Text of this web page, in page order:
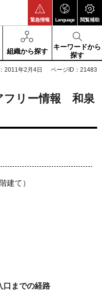
緊急情報 Language 閲覧補助
組織から探す
キーワードから
探す
2011年2月4日 ページID：21483
フリー情報 和泉
建て）
口までの経路